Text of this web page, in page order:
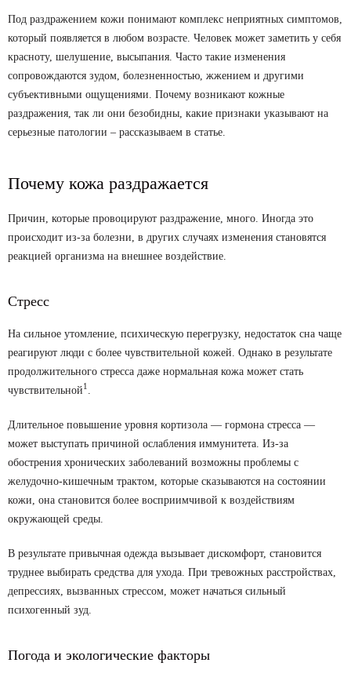
Под раздражением кожи понимают комплекс неприятных симптомов,
который появляется в любом возрасте. Человек может заметить у себя
красноту, шелушение, высыпания. Часто такие изменения
сопровождаются зудом, болезненностью, жжением и другими
субъективными ощущениями. Почему возникают кожные
раздражения, так ли они безобидны, какие признаки указывают на
серьезные патологии – рассказываем в статье.
Почему кожа раздражается
Причин, которые провоцируют раздражение, много. Иногда это
происходит из-за болезни, в других случаях изменения становятся
реакцией организма на внешнее воздействие.
Стресс
На сильное утомление, психическую перегрузку, недостаток сна чаще
реагируют люди с более чувствительной кожей. Однако в результате
продолжительного стресса даже нормальная кожа может стать
чувствительной1
Длительное повышение уровня кортизола — гормона стресса —
может выступать причиной ослабления иммунитета. Из-за
обострения хронических заболеваний возможны проблемы с
желудочно-кишечным трактом, которые сказываются на состоянии
кожи, она становится более восприимчивой к воздействиям
окружающей среды.
В результате привычная одежда вызывает дискомфорт, становится
труднее выбирать средства для ухода. При тревожных расстройствах,
депрессиях, вызванных стрессом, может начаться сильный
психогенный зуд.
Погода и экологические факторы